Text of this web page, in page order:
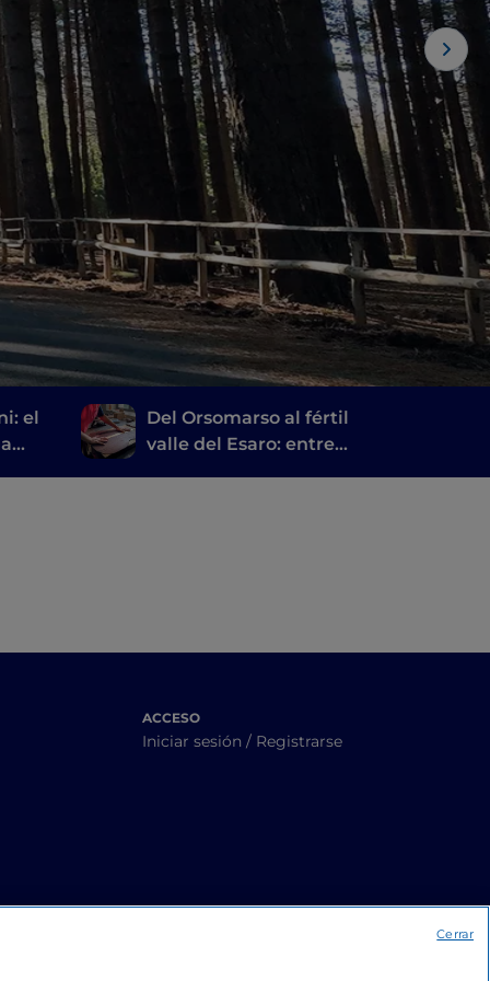
el
Del Orsomarso al fértil
valle del Esaro: entre
ACCESO
Iniciar sesión / Registrarse
Cerrar